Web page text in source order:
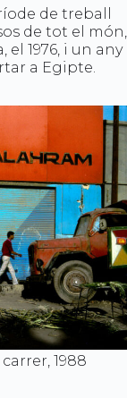
de treball
de tot el món,
el 1976, i un any
a Egipte.
1988